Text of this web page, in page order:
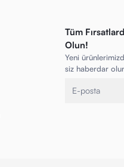
Tüm
Olun!
Yeni
siz haberdar